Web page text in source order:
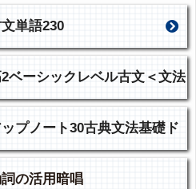
単語230
ベーシックレベル古文＜文法
プノート30古典文法基礎ド
の活用暗唱